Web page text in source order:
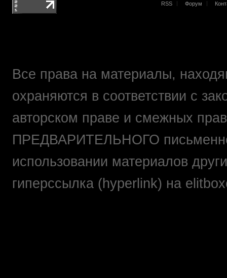
RSS Форум
Все права на материалы,
охраняются в соответствии с
авторском праве и смежных
ПРЕДВАРИТЕЛЬНОГО
использовании материалов
гиперссылка (hyperlink) на